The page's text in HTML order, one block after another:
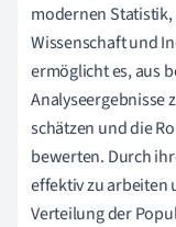
modernen
Wissenschaft und
ermöglicht es, aus
Analyseergebnisse
schätzen und die
bewerten. Durch
effektiv zu arbeiten
Verteilung der